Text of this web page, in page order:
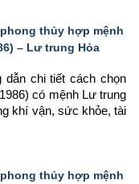
thủy hợp mệnh
– Lư trung Hỏa
dẫn chi tiết cách chọn
có mệnh Lư trung
khí vận, sức khỏe, tài
thủy hợp mệnh